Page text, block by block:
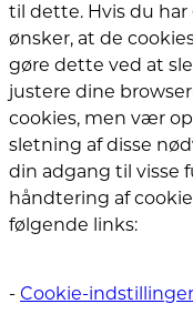
til dette. Hvis du
ønsker, at de
gøre dette ved at
justere dine
cookies, men vær
sletning af disse
din adgang til visse
håndtering af
følgende links:
- Cookie-